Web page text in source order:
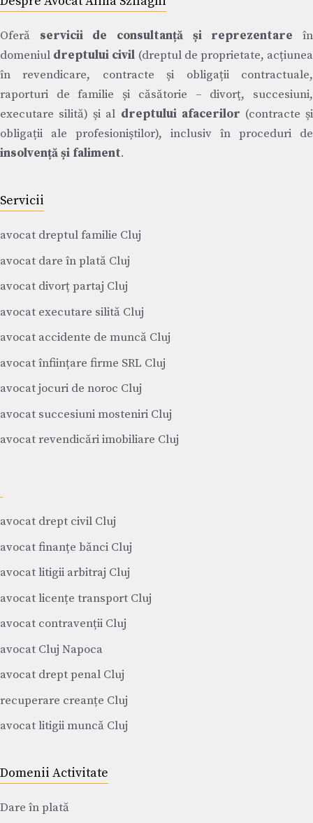
Oferă servicii de consultanță și reprezentare în
domeniul dreptului civil (dreptul de proprietate, acțiunea
în revendicare, contracte și obligații contractuale,
raporturi de familie și căsătorie – divorț, succesiuni,
executare silită) și al dreptului afacerilor (contracte și
obligații ale profesioniștilor), inclusiv în proceduri de
insolvență și faliment.
Servicii
avocat dreptul familie Cluj
avocat dare în plată Cluj
avocat divorț partaj Cluj
avocat executare silită Cluj
avocat accidente de muncă Cluj
avocat înființare firme SRL Cluj
avocat jocuri de noroc Cluj
avocat succesiuni mosteniri Cluj
avocat revendicări imobiliare Cluj
avocat drept civil Cluj
avocat finanțe bănci Cluj
avocat litigii arbitraj Cluj
avocat licențe transport Cluj
avocat contravenții Cluj
avocat Cluj Napoca
avocat drept penal Cluj
recuperare creanțe Cluj
avocat litigii muncă Cluj
Domenii Activitate
Dare în plată